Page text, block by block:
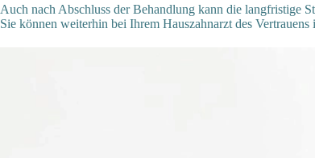
Auch nach Abschluss der Behandlung kann die langfristige
Sie können weiterhin bei Ihrem Hauszahnarzt des